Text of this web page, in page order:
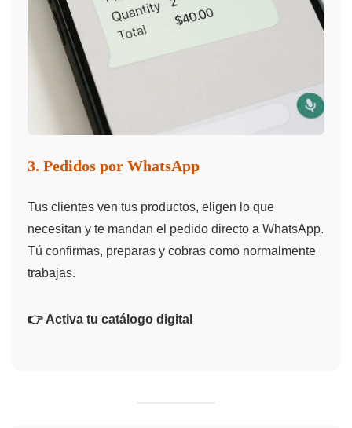
3. Pedidos por WhatsApp
Tus clientes ven tus productos, eligen lo que
necesitan y te mandan el pedido directo a WhatsApp.
Tú confirmas, preparas y cobras como normalmente
trabajas.
👉 Activa tu catálogo digital